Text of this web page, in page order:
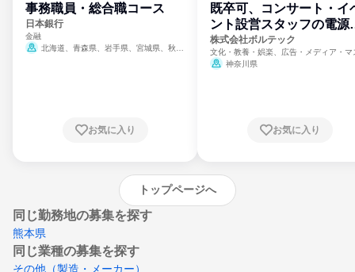
事務職員・総合職コース
日本銀行
金融
北海道、青森県、岩手県、宮城県、秋田
崎県、熊本県、大分県、宮崎県、鹿児島県、
お気に入り
既卒可、コンサート・イ
ント設営スタッフの電源
門
株式会社ボルテック
文化・教養・娯楽、広告・メディア・マ
ミ、電力・ガス・水道・エネルギー
神奈川県
お気に入り
トップページへ
同じ勤務地の募集を探す
熊本県
同じ業種の募集を探す
その他（製造・メーカー）